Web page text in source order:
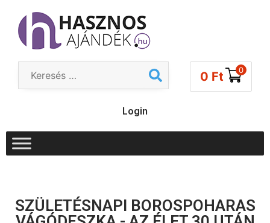
0 Ft 0
Login
SZÜLETÉSNAPI BOROSPOHARAS